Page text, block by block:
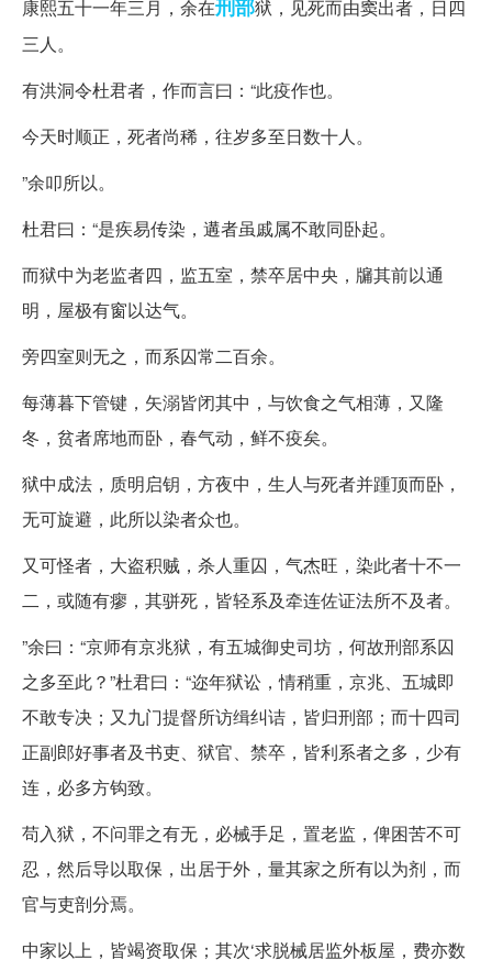
康熙五十一年三月，余在刑部狱，见死而由窦出者，日四
三人。
有洪洞令杜君者，作而言曰：“此疫作也。
今天时顺正，死者尚稀，往岁多至日数十人。
”余叩所以。
杜君曰：“是疾易传染，遘者虽戚属不敢同卧起。
而狱中为老监者四，监五室，禁卒居中央，牖其前以通
明，屋极有窗以达气。
旁四室则无之，而系囚常二百余。
每薄暮下管键，矢溺皆闭其中，与饮食之气相薄，又隆
冬，贫者席地而卧，春气动，鲜不疫矣。
狱中成法，质明启钥，方夜中，生人与死者并踵顶而卧，
无可旋避，此所以染者众也。
又可怪者，大盗积贼，杀人重囚，气杰旺，染此者十不一
二，或随有瘳，其骈死，皆轻系及牵连佐证法所不及者。
”余曰：“京师有京兆狱，有五城御史司坊，何故刑部系囚
之多至此？”杜君曰：“迩年狱讼，情稍重，京兆、五城即
不敢专决；又九门提督所访缉纠诘，皆归刑部；而十四司
正副郎好事者及书吏、狱官、禁卒，皆利系者之多，少有
连，必多方钩致。
苟入狱，不问罪之有无，必械手足，置老监，俾困苦不可
忍，然后导以取保，出居于外，量其家之所有以为剂，而
官与吏剖分焉。
中家以上，皆竭资取保；其次‘求脱械居监外板屋，费亦数